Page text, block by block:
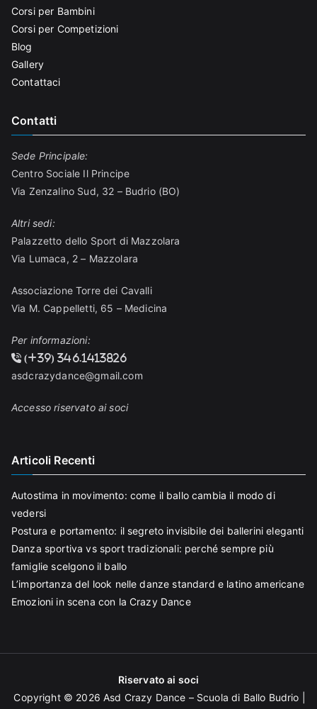
Corsi per Bambini
Corsi per Competizioni
Blog
Gallery
Contattaci
Contatti
Sede Principale:
Centro Sociale Il Principe
Via Zenzalino Sud, 32 – Budrio (BO)
Altri sedi:
Palazzetto dello Sport di Mazzolara
Via Lumaca, 2 – Mazzolara
Associazione Torre dei Cavalli
Via M. Cappelletti, 65 – Medicina
Per informazioni:
(+39) 346.1413826
asdcrazydance@gmail.com
Accesso riservato ai soci
Articoli Recenti
Autostima in movimento: come il ballo cambia il modo di
vedersi
Postura e portamento: il segreto invisibile dei ballerini eleganti
Danza sportiva vs sport tradizionali: perché sempre più
famiglie scelgono il ballo
L’importanza del look nelle danze standard e latino americane
Emozioni in scena con la Crazy Dance
Riservato ai soci
Copyright © 2026Asd Crazy Dance – Scuola di Ballo Budrio